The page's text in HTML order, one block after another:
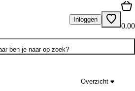
Inloggen
0.00
ben je naar op zoek?
Overzicht